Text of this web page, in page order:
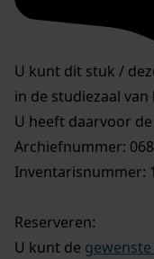
U kunt dit stuk /
in de studiezaal van
U heeft daarvoor
Archiefnummer:
Inventarisnummer:
Reserveren:
U kunt de